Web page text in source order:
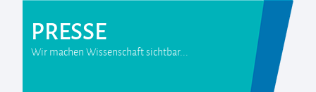
PRESSE
Wir machen Wissenschaft sichtbar...